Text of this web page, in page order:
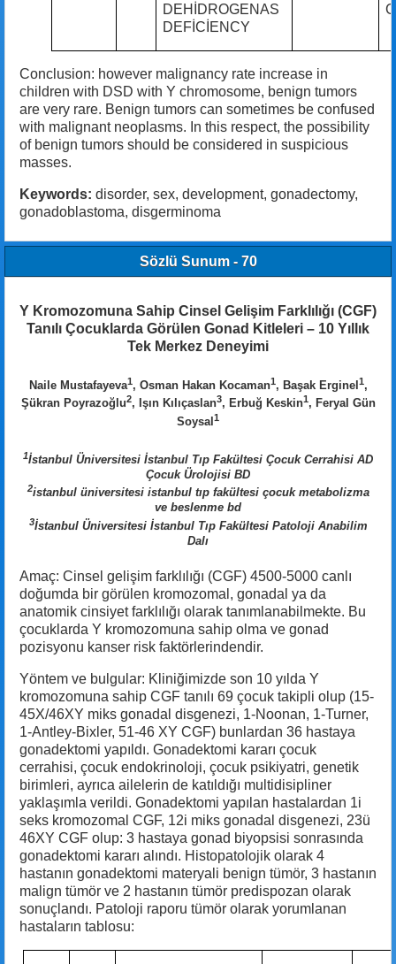
DEHİDROGENAS
DEFİCİENCY
Conclusion: however malignancy rate increase in
children with DSD with Y chromosome, benign tumors
are very rare. Benign tumors can sometimes be confused
with malignant neoplasms. In this respect, the possibility
of benign tumors should be considered in suspicious
masses.
Keywords: disorder, sex, development, gonadectomy,
gonadoblastoma, disgerminoma
Sözlü Sunum - 70
Y Kromozomuna Sahip Cinsel Gelişim Farklılığı (CGF)
Tanılı Çocuklarda Görülen Gonad Kitleleri – 10 Yıllık
Tek Merkez Deneyimi
Naile Mustafayeva1, Osman Hakan Kocaman1, Başak Erginel 1,
Şükran Poyrazoğlu2, Işın Kılıçaslan3, Erbuğ Keskin1, Feryal Gün
Soysal 1
1İstanbul Üniversitesi İstanbul Tıp Fakültesi Çocuk Cerrahisi AD
Çocuk Ürolojisi BD
2istanbul üniversitesi istanbul tıp fakültesi çocuk metabolizma
ve beslenme bd
3İstanbul Üniversitesi İstanbul Tıp Fakültesi Patoloji Anabilim
Dalı
Amaç: Cinsel gelişim farklılığı (CGF) 4500-5000 canlı
doğumda bir görülen kromozomal, gonadal ya da
anatomik cinsiyet farklılığı olarak tanımlanabilmekte. Bu
çocuklarda Y kromozomuna sahip olma ve gonad
pozisyonu kanser risk faktörlerindendir.
Yöntem ve bulgular: Kliniğimizde son 10 yılda Y
kromozomuna sahip CGF tanılı 69 çocuk takipli olup (15-
45X/46XY miks gonadal disgenezi, 1-Noonan, 1-Turner,
1-Antley-Bixler, 51-46 XY CGF) bunlardan 36 hastaya
gonadektomi yapıldı. Gonadektomi kararı çocuk
cerrahisi, çocuk endokrinoloji, çocuk psikiyatri, genetik
birimleri, ayrıca ailelerin de katıldığı multidisipliner
yaklaşımla verildi. Gonadektomi yapılan hastalardan 1i
seks kromozomal CGF, 12i miks gonadal disgenezi, 23ü
46XY CGF olup: 3 hastaya gonad biyopsisi sonrasında
gonadektomi kararı alındı. Histopatolojik olarak 4
hastanın gonadektomi materyali benign tümör, 3 hastanın
malign tümör ve 2 hastanın tümör predispozan olarak
sonuçlandı. Patoloji raporu tümör olarak yorumlanan
hastaların tablosu: